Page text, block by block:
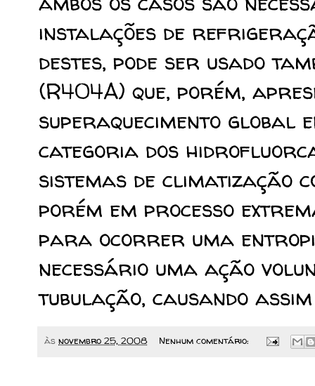
instalações de
destes, pode ser usado
(R404A) que, porém,
superaquecimento global
categoria dos
sistemas de climatização
porém em processo
para ocorrer uma
necessário uma ação
tubulação, causando
às novembro 25, 2008 Nenhum comentário: